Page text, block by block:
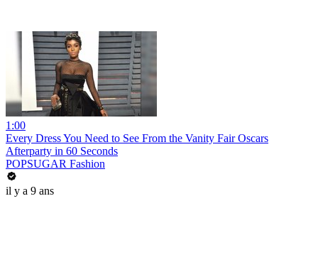
1:00
Every Dress You Need to See From the Vanity Fair Oscars
Afterparty in 60 Seconds
POPSUGAR Fashion
il y a 9 ans